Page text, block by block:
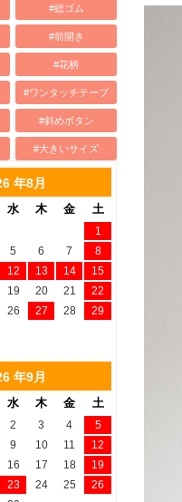
#総ゴム
#前開き
#花柄
#ワンタッチテープ
#斜めボタン
#大きいサイズ
年8月
水 木 金 土
1
5 6 7
8
12 13 14
15
19 20 21
22
26 27 28
29
年9月
水 木 金 土
2 3 4
5
9 10 11
12
16 17 18
19
23 24 25
26